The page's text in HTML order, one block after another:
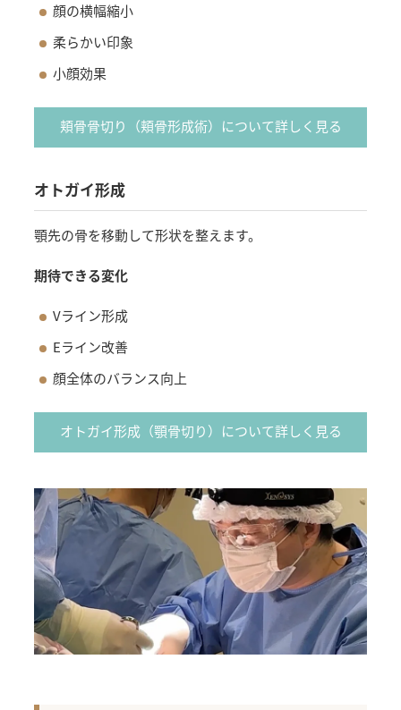
顔の横幅縮小
柔らかい印象
小顔効果
頬骨骨切り（頬骨形成術）について詳しく見る
オトガイ形成
顎先の骨を移動して形状を整えます。
期待できる変化
Vライン形成
Eライン改善
顔全体のバランス向上
オトガイ形成（顎骨切り）について詳しく見る